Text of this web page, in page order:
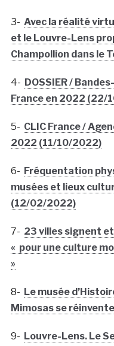
3- Avec la réalité
et le Louvre-Lens
Champollion dans le
4- DOSSIER /
France en 2022 (22/
5- CLIC France /
2022 (11/10/2022)
6- Fréquentation
musées et lieux
(12/02/2022)
7- 23 villes signent
« pour une culture
»
8- Le musée
Mimosas se
9- Louvre-Lens. Le